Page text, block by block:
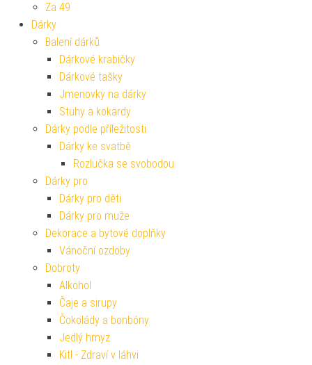
Za 49
Dárky
Balení dárků
Dárkové krabičky
Dárkové tašky
Jmenovky na dárky
Stuhy a kokardy
Dárky podle příležitosti
Dárky ke svatbě
Rozlučka se svobodou
Dárky pro
Dárky pro děti
Dárky pro muže
Dekorace a bytové doplňky
Vánoční ozdoby
Dobroty
Alkohol
Čaje a sirupy
Čokolády a bonbóny
Jedlý hmyz
Kitl - Zdraví v láhvi